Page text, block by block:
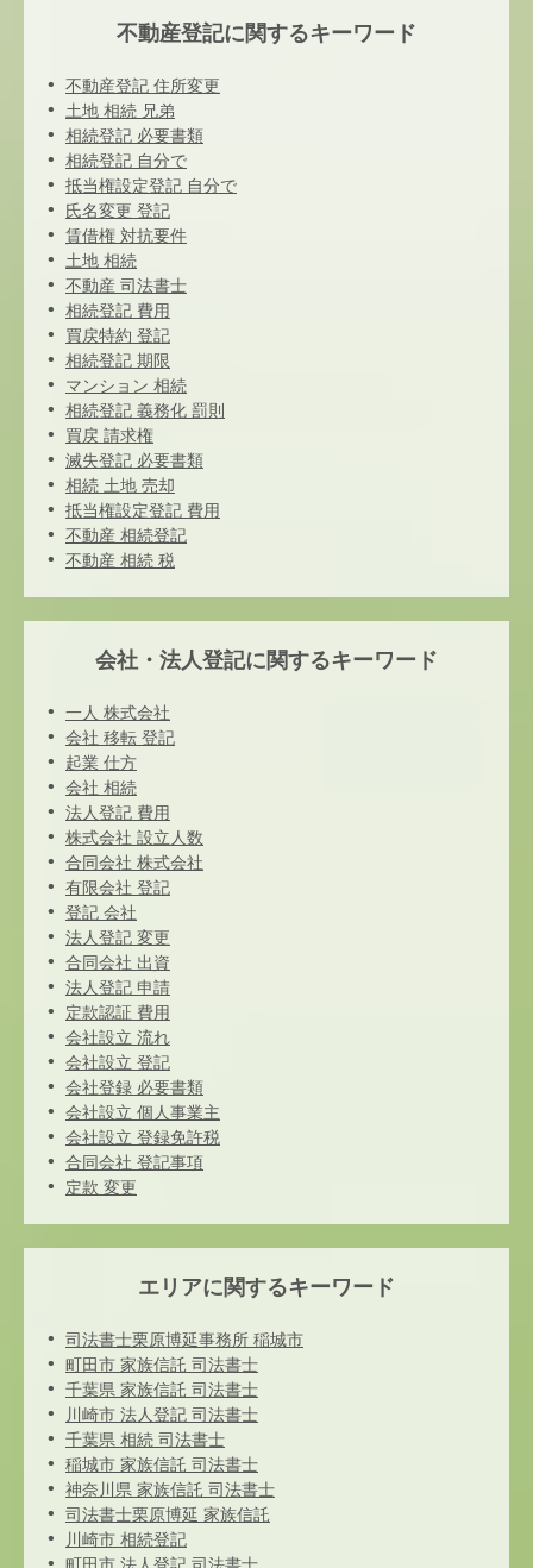
不動産登記に関するキーワード
不動産登記 住所変更
土地 相続 兄弟
相続登記 必要書類
相続登記 自分で
抵当権設定登記 自分で
氏名変更 登記
賃借権 対抗要件
土地 相続
不動産 司法書士
相続登記 費用
買戻特約 登記
相続登記 期限
マンション 相続
相続登記 義務化 罰則
買戻 請求権
滅失登記 必要書類
相続 土地 売却
抵当権設定登記 費用
不動産 相続登記
不動産 相続 税
会社・法人登記に関するキーワード
一人 株式会社
会社 移転 登記
起業 仕方
会社 相続
法人登記 費用
株式会社 設立人数
合同会社 株式会社
有限会社 登記
登記 会社
法人登記 変更
合同会社 出資
法人登記 申請
定款認証 費用
会社設立 流れ
会社設立 登記
会社登録 必要書類
会社設立 個人事業主
会社設立 登録免許税
合同会社 登記事項
定款 変更
エリアに関するキーワード
司法書士栗原博延事務所 稲城市
町田市 家族信託 司法書士
千葉県 家族信託 司法書士
川崎市 法人登記 司法書士
千葉県 相続 司法書士
稲城市 家族信託 司法書士
神奈川県 家族信託 司法書士
司法書士栗原博延 家族信託
川崎市 相続登記